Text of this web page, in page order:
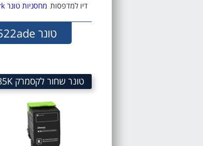
דיו למדפסות מחסניות טונר Lexmark
טונר Lexmark CX522ade
טונר שחור לקסמרק 785K מק"ט 785K Black Toner cartridge sku 78C50K0